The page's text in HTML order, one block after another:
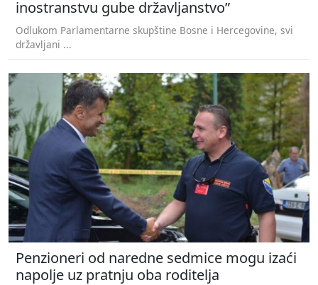
inostranstvu gube državljanstvo”
Odlukom Parlamentarne skupštine Bosne i Hercegovine, svi
državljani ...
Penzioneri od naredne sedmice mogu izaći
napolje uz pratnju oba roditelja